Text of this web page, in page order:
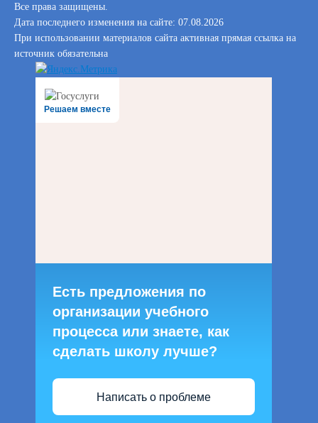
Все права защищены.
Дата последнего изменения на сайте: 07.08.2026
При использовании материалов сайта активная прямая ссылка на
источник обязательна
Решаем вместе
Есть предложения по
организации учебного
процесса или знаете, как
сделать школу лучше?
Написать о проблеме